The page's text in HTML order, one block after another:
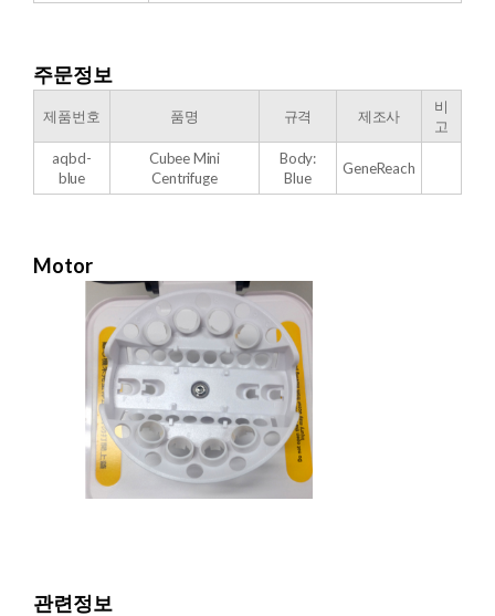
주문정보
제품번호 품명 규격 제조사
비
고
aqbd-
blue
Cubee Mini
Centrifuge
Body:
Blue
GeneReach
Motor
관련정보